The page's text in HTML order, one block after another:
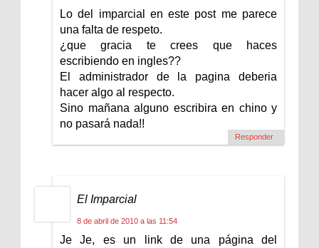
Lo del imparcial en este post me parece
una falta de respeto.
¿que gracia te crees que haces
escribiendo en ingles??
El administrador de la pagina deberia
hacer algo al respecto.
Sino mañana alguno escribira en chino y
no pasará nada!!
Responder
El Imparcial
8 de abril de 2010 a las 11:54
Je Je, es un link de una página del